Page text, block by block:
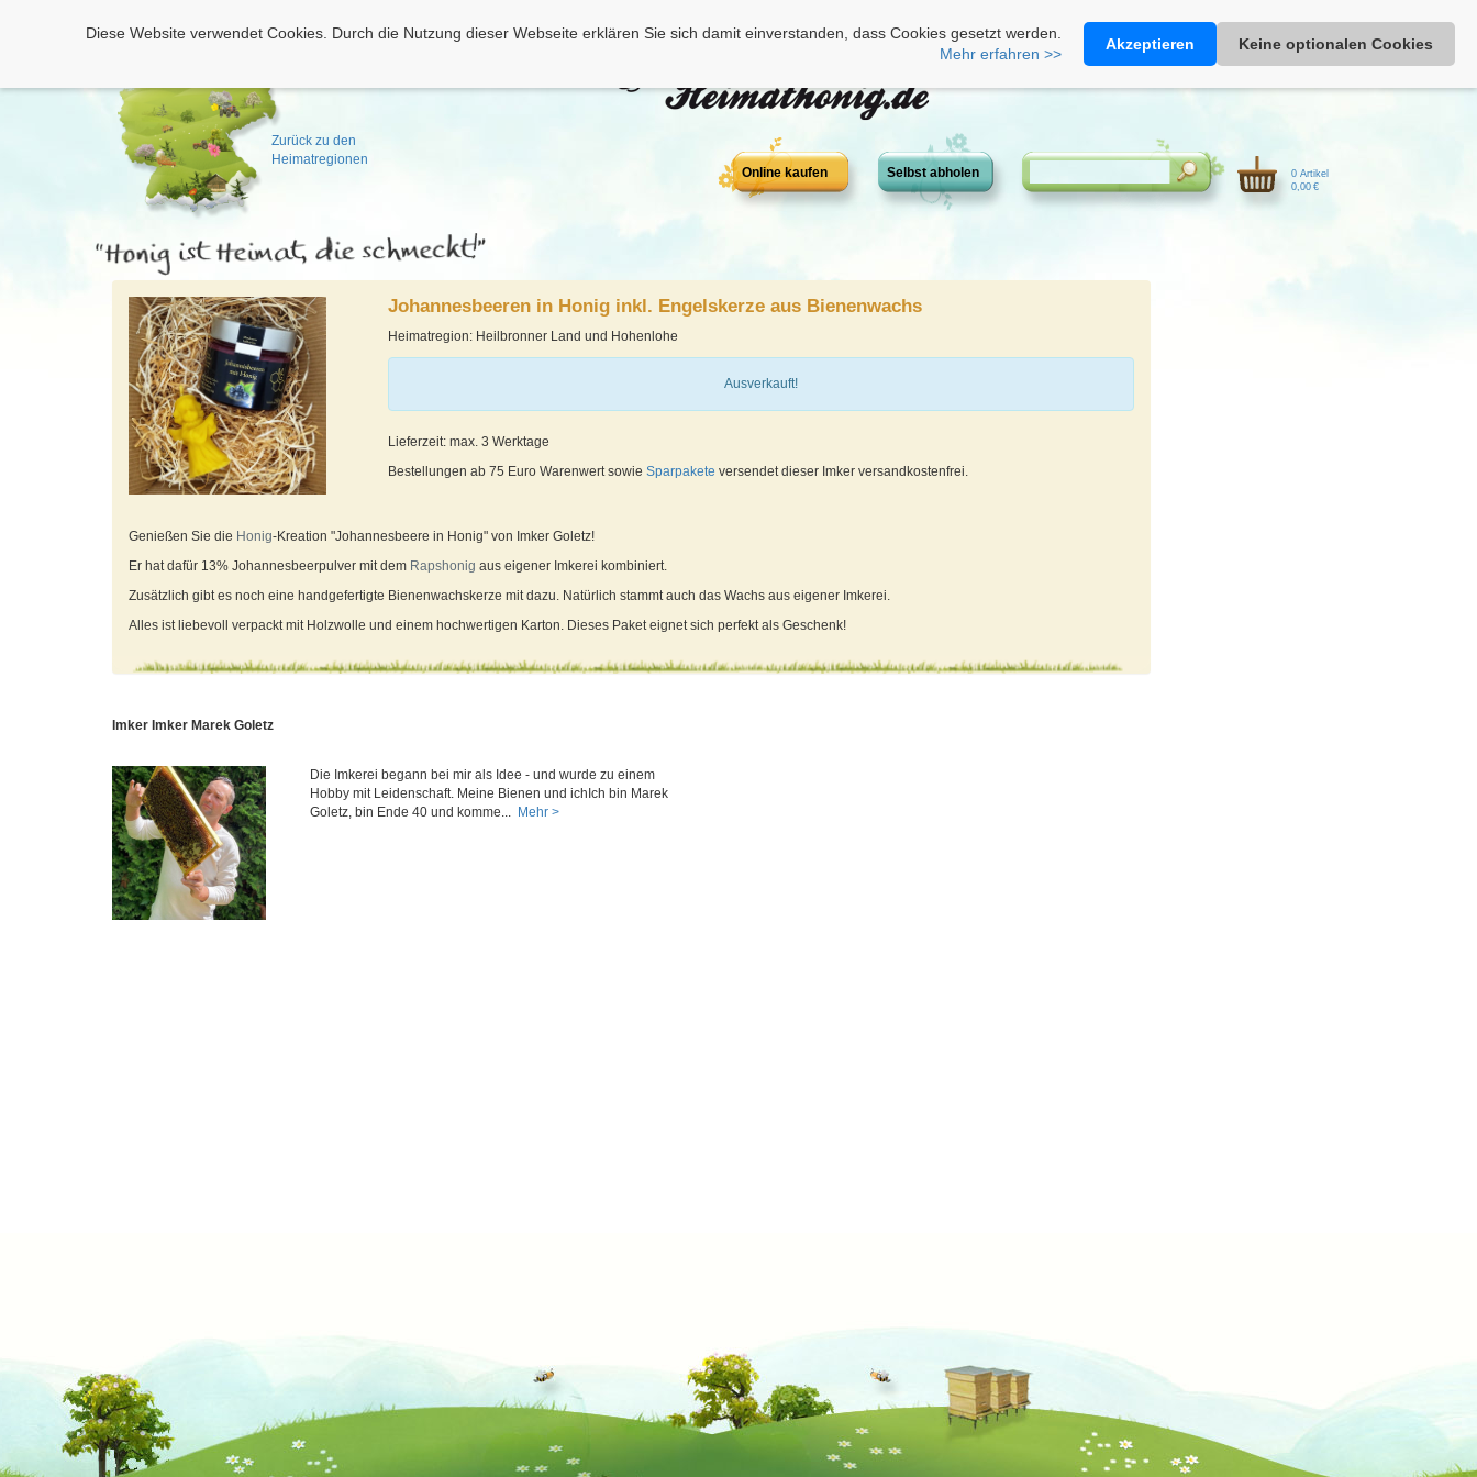
Zurück zu den
Heimatregionen
Heimathonig auf Facebook|Kunden-Login|Warenkorb
Diese Website verwendet Cookies. Durch die Nutzung dieser Webseite erklären Sie sich damit einverstanden, dass Cookies gesetzt werden.
Mehr erfahren >>
Akzeptieren Keine optionalen Cookies
Online kaufen Selbst abholen
0 Artikel
0,00 €
Johannesbeeren in Honig inkl. Engelskerze aus Bienenwachs
Heimatregion: Heilbronner Land und Hohenlohe
Ausverkauft!
Lieferzeit: max. 3 Werktage
Bestellungen ab 75 Euro Warenwert sowieSparpakete versendet dieser Imker versandkostenfrei.
Genießen Sie die Honig-Kreation "Johannesbeere in Honig" von Imker Goletz!
Er hat dafür 13% Johannesbeerpulver mit dem Rapshonig aus eigener Imkerei kombiniert.
Zusätzlich gibt es noch eine handgefertigte Bienenwachskerze mit dazu. Natürlich stammt auch das Wachs aus eigener Imkerei.
Alles ist liebevoll verpackt mit Holzwolle und einem hochwertigen Karton. Dieses Paket eignet sich perfekt als Geschenk!
Imker Imker Marek Goletz
Die Imkerei begann bei mir als Idee - und wurde zu einem
Hobby mit Leidenschaft. Meine Bienen und ichIch bin Marek
Goletz, bin Ende 40 und komme... Mehr >